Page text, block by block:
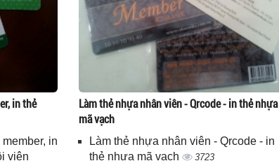
in thẻ
in
viên
Làm thẻ nhựa nhân viên - Qrcode - in thẻ nhựa
mã vạch
Làm thẻ nhựa nhân viên - Qrcode - in
thẻ nhựa mã vạch
3723